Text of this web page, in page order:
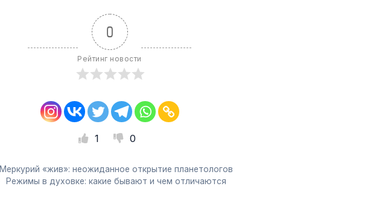
0
Рейтинг новости
1 0
Меркурий «жив»: неожиданное открытие планетологов
Режимы в духовке: какие бывают и чем отличаются